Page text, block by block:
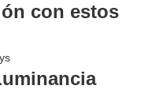
con estos